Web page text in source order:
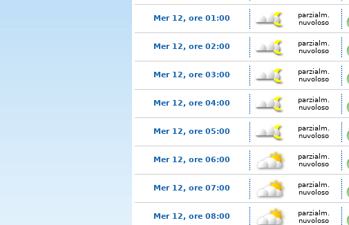
Mer 12, ore 01:00
parzialm.
nuvoloso
Mer 12, ore 02:00
parzialm.
nuvoloso
Mer 12, ore 03:00
parzialm.
nuvoloso
Mer 12, ore 04:00
parzialm.
nuvoloso
Mer 12, ore 05:00
parzialm.
nuvoloso
Mer 12, ore 06:00
parzialm.
nuvoloso
Mer 12, ore 07:00
parzialm.
nuvoloso
Mer 12, ore 08:00
parzialm.
nuvoloso